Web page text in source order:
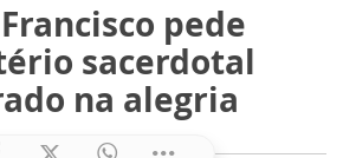
pede
sacerdotal
na alegria